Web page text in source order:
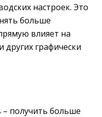
настроек. Это
больше
влияет на
других графически
получить больше